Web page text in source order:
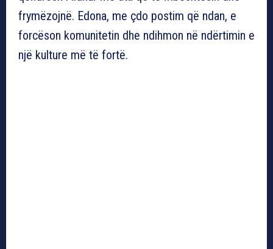
frymëzojnë. Edona, me çdo postim që ndan, e
forcëson komunitetin dhe ndihmon në ndërtimin e
një kulture më të fortë.